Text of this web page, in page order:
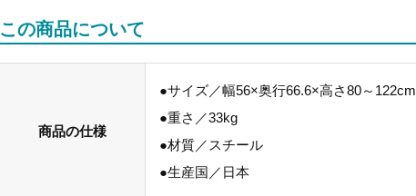
この商品について
商品の仕様
●サイズ／幅56×奥行66.6×高さ80～122cm
●重さ／33kg
●材質／スチール
●生産国／日本